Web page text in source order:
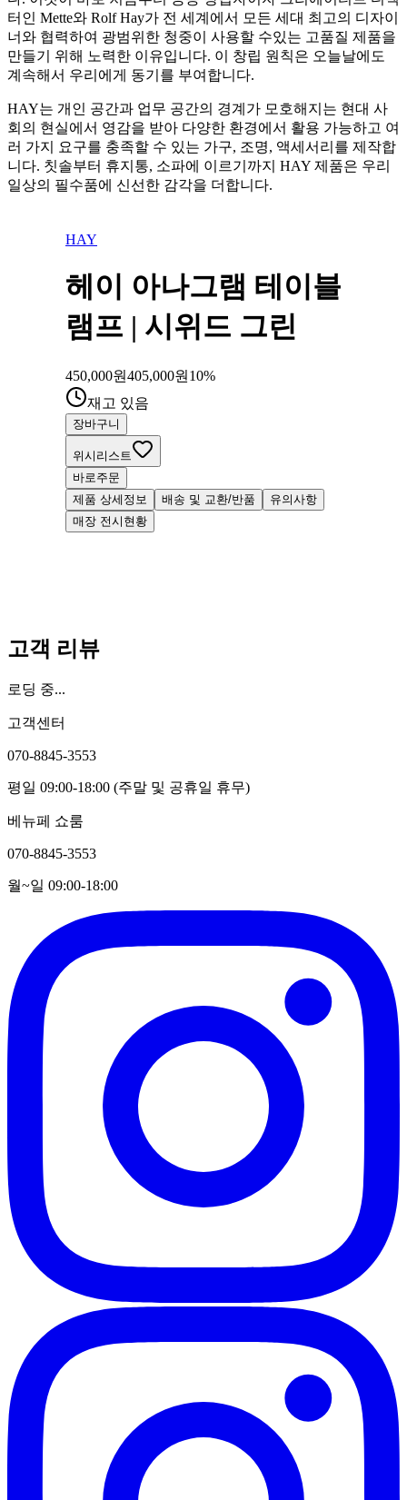
터인 Mette와 Rolf Hay가 전 세계에서 모든 세대 최고의 디자이
너와 협력하여 광범위한 청중이 사용할 수있는 고품질 제품을
만들기 위해 노력한 이유입니다. 이 창립 원칙은 오늘날에도
계속해서 우리에게 동기를 부여합니다.
HAY는 개인 공간과 업무 공간의 경계가 모호해지는 현대 사
회의 현실에서 영감을 받아 다양한 환경에서 활용 가능하고 여
러 가지 요구를 충족할 수 있는 가구, 조명, 액세서리를 제작합
니다. 칫솔부터 휴지통, 소파에 이르기까지 HAY 제품은 우리
일상의 필수품에 신선한 감각을 더합니다.
HAY
헤이 아나그램 테이블
램프 | 시위드 그린
450,000원405,000원 10%
재고 있음
장바구니
위시리스트
바로주문
제품 상세정보
배송 및 교환/반품
유의사항
매장 전시현황
고객 리뷰
로딩 중...
고객센터
070-8845-3553
평일 09:00-18:00 (주말 및 공휴일 휴무)
베뉴페 쇼룸
070-8845-3553
월~일 09:00-18:00